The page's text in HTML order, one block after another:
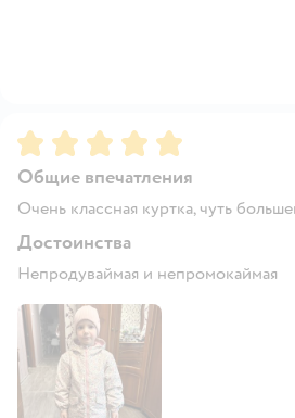
Рейтинг:5
Общие впечатления
Очень классная куртка, чуть
Достоинства
Непродуваймая и непромокаймая